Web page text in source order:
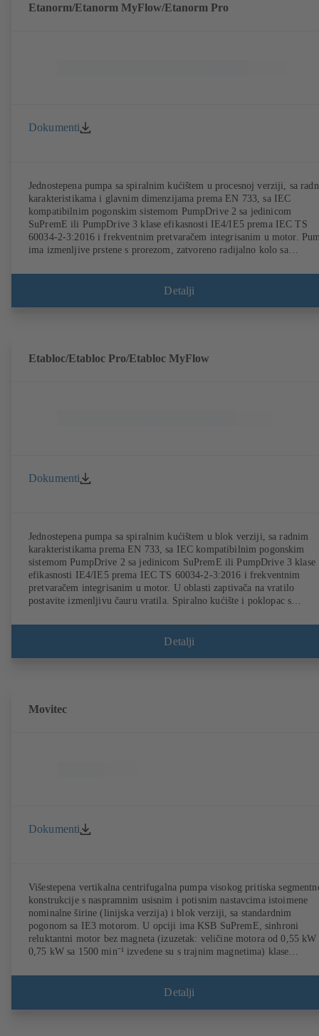
Etanorm/Etanorm MyFlow/Etanorm Pro
Dokumenti
Jednostepena pumpa sa spiralnim kućištem u procesnoj verziji, sa
karakteristikama i glavnim dimenzijama prema EN 733, sa IEC
kompatibilnim pogonskim sistemom PumpDrive 2 sa jedinicom
SuPremE ili PumpDrive 3 klase efikasnosti IE4/IE5 prema IEC TS
60034-2-3:2016 i frekventnim pretvaračem integrisanim u motor.
ima izmenljive prstene s prorezom, zatvoreno radijalno kolo sa
kliznim zaptivkama prema EN 12756, vratilom u oblasti zaptivača
vratila sa izmenljivom čaurom vratila. Procesni dizajn omogućava
direktive ErP.
Detalji
Etabloc/Etabloc Pro/Etabloc MyFlow
Dokumenti
Jednostepena pumpa sa spiralnim kućištem u blok verziji, sa radnim
karakteristikama prema EN 733, sa IEC kompatibilnim pogonskim
sistemom PumpDrive 2 sa jedinicom SuPremE ili PumpDrive 3 klase
efikasnosti IE4/IE5 prema IEC TS 60034-2-3:2016 i frekventnim
pretvaračem integrisanim u motor. U oblasti zaptivača na vratilo
postavite izmenljivu čauru vratila. Spiralno kućište i poklopac s
nožicama pumpe kod verzija B, C i S. Tačke fiksiranja u skladu sa
IEC 60072, dimenzije kućišta prema DIN V 42673 (07-2011).
Detalji
Movitec
Dokumenti
Višestepena vertikalna centrifugalna pumpa visokog pritiska
konstrukcije s naspramnim usisnim i potisnim nastavcima istoimene
nominalne širine (linijska verzija) i blok verziji, sa standardnim
pogonom sa IE3 motorom. U opciji ima KSB SuPremE, sinhroni
reluktantni motor bez magneta (izuzetak: veličine motora od 0,55 kW
0,75 kW sa 1500 min⁻¹ izvedene su s trajnim magnetima) klase
za regulaciju broja obrtaja tipa KSB PumpDrive 2 ili
KSB PumpDrive 2 Eco bez davača položaja rotora. Tačke fiksiranja u
Detalji